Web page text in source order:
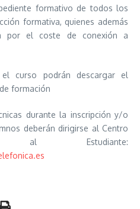
formativo de todos los
formativa, quienes además
por el coste de conexión a
curso podrán descargar el
formación
durante la inscripción y/o
deberán dirigirse al Centro
Estudiante: